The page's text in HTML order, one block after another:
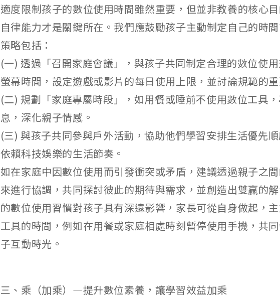
適度限制孩子的數位使用時間雖然重要，但並非教養的核心
自律能力才是關鍵所在。我們應鼓勵孩子主動制定自己的時
策略包括：
(一) 透過「召開家庭會議」，與孩子共同制定合理的數位使
螢幕時間，設定遊戲或影片的每日使用上限，並討論規範的重
(二) 規劃「家庭專屬時段」，如用餐或睡前不使用數位工具
息，深化親子情感。
(三) 與孩子共同參與戶外活動，協助他們學習安排生活優先
依賴科技娛樂的生活節奏。
如在家庭中因數位使用而引發衝突或矛盾，建議透過親子之間
來進行協調，共同探討彼此的期待與需求，並創造出雙贏的
的數位使用習慣對孩子具有深遠影響，家長可從自身做起，
工具的時間，例如在用餐或家庭相處時刻暫停使用手機，共
子互動時光。
三、乘（加乘）—提升數位素養，讓學習效益加乘